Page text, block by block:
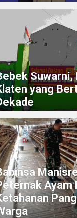
Suwarni,
yang
Ayam